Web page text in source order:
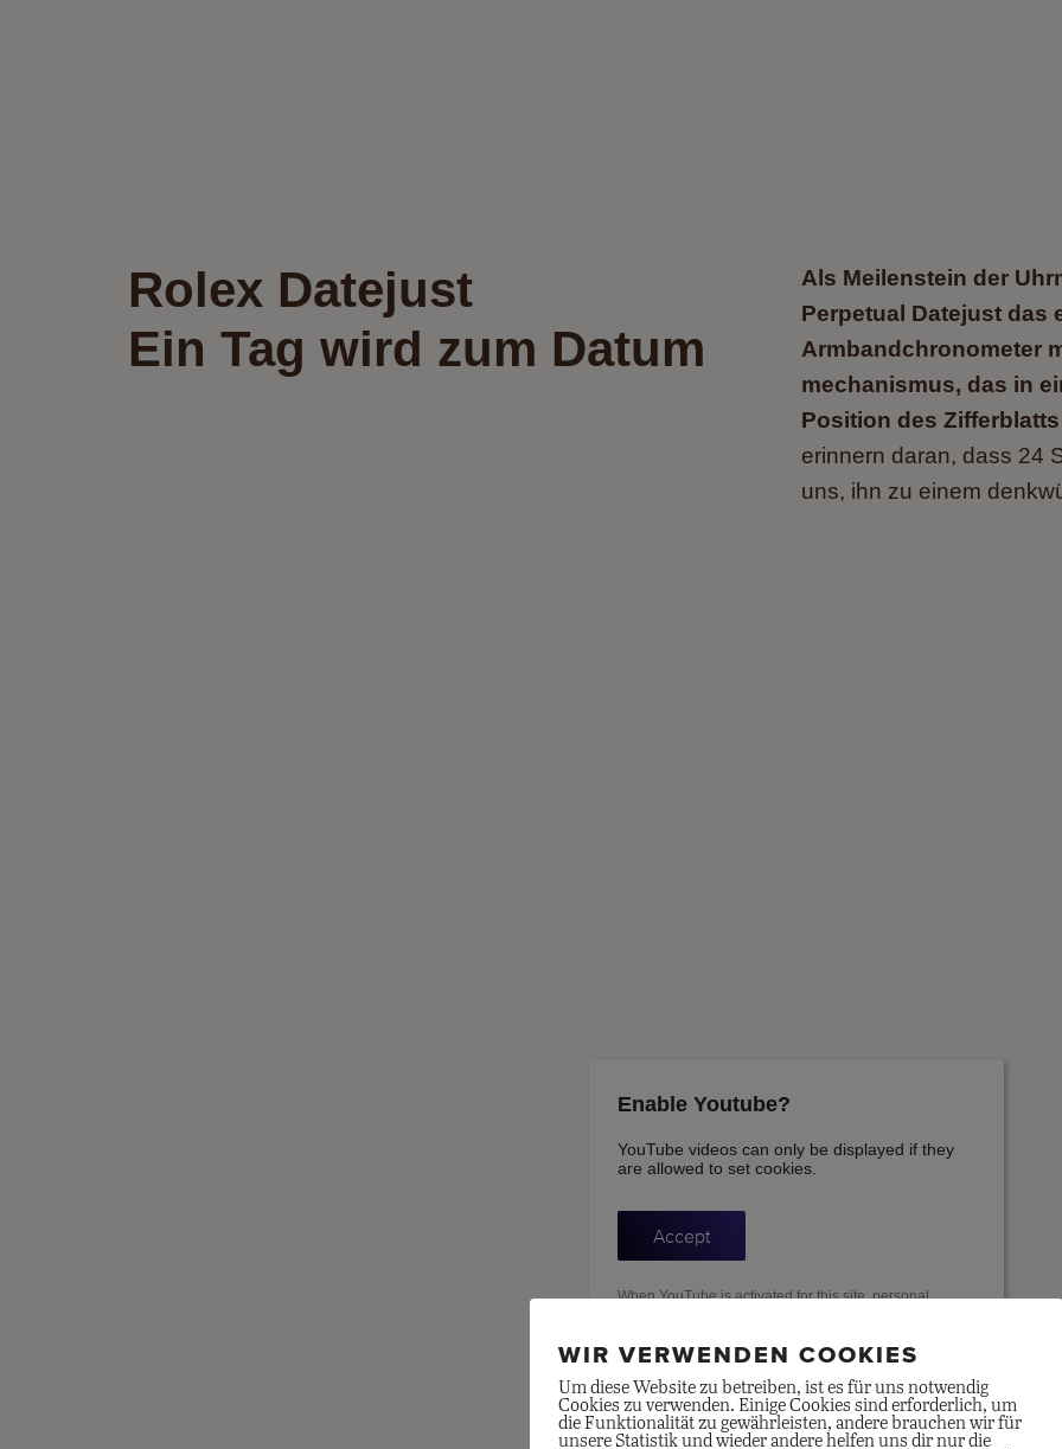
Rolex Datejust
Ein Tag wird zum Datum
Als Meilenstein der
Perpetual Datejust das
Armbandchronometer
mechanismus, das in
Position des
erinnern daran, dass 24
uns, ihn zu einem
Enable Youtube?
YouTube videos can only be displayed if they
are allowed to set cookies.
Accept
When YouTube is activated for this site, personal
WIR VERWENDEN COOKIES
Um diese Website zu betreiben, ist es für uns notwendig
Cookies zu verwenden. Einige Cookies sind erforderlich, um
die Funktionalität zu gewährleisten, andere brauchen wir für
unsere Statistik und wieder andere helfen uns dir nur die